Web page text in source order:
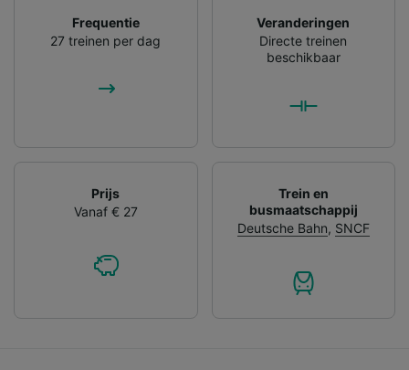
Frequentie
27 treinen per dag
Veranderingen
Directe treinen
beschikbaar
Prijs
Vanaf € 27
Trein en
busmaatschappij
Deutsche Bahn, SNCF